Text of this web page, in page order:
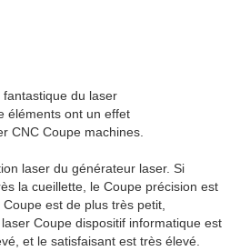
du laser
éléments ont un effet
CNC Coupe machines.
laser du générateur laser. Si
la cueillette, le Coupe précision est
Coupe est de plus très petit,
Coupe dispositif informatique est
et le satisfaisant est très élevé.